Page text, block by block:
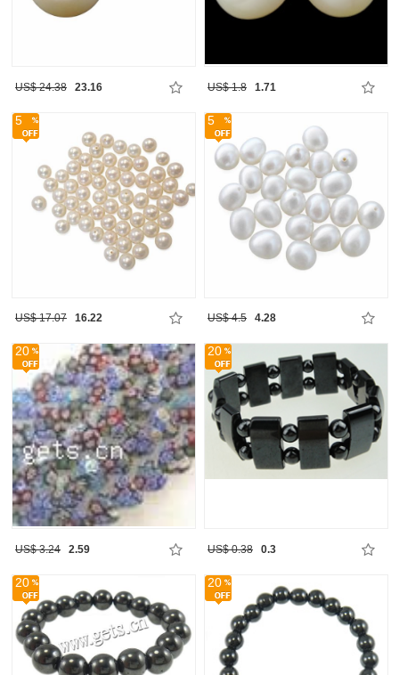
US$ 24.38 23.16 US$ 1.8 1.71
5
US$ 17.07 16.22
5
US$ 4.5 4.28
20
US$ 3.24 2.59
20
US$ 0.38 0.3
20 20